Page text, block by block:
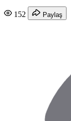
152 Paylaş